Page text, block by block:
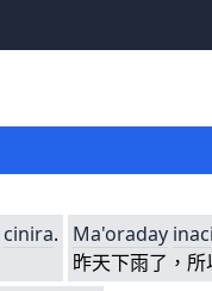
cinira.
Ma'oraday
昨天下雨了，所